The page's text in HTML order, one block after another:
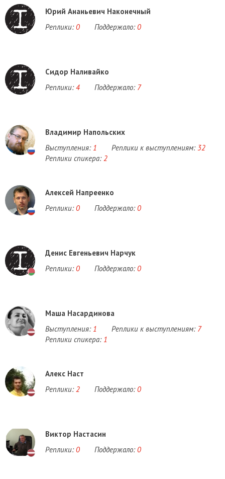
Юрий Ананьевич Наконечный
Реплики: 0 Поддержало: 0
Сидор Наливайко
Реплики: 4 Поддержало: 7
Владимир Напольских
Выступления: 1 Реплики к выступлениям: 32
Реплики спикера: 2
Алексей Напреенко
Реплики: 0 Поддержало: 0
Денис Евгеньевич Нарчук
Реплики: 0 Поддержало: 0
Маша Насардинова
Выступления: 1 Реплики к выступлениям: 7
Реплики спикера: 1
Алекс Наст
Реплики: 2 Поддержало: 0
Виктор Настасин
Реплики: 0 Поддержало: 0